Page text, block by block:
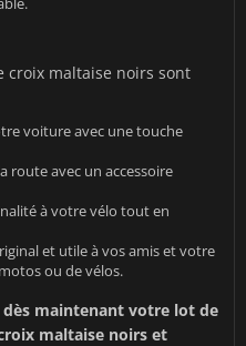
croix maltaise noirs sont
voiture avec une touche
route avec un accessoire
à votre vélo tout en
et utile à vos amis et votre
ou de vélos.
maintenant votre lot de
maltaise noirs et